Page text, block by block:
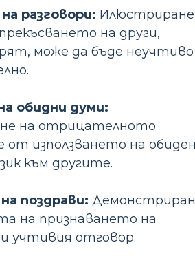
разговори: Илюстриране
на други,
може да бъде неучтиво
обидни думи:
на отрицателното
от използването на
към другите.
поздрави:
на признаването на
учтивия отговор.